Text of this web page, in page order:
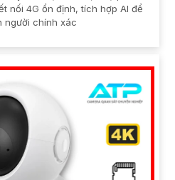
nối 4G ổn định, tích hợp AI để
người chính xác